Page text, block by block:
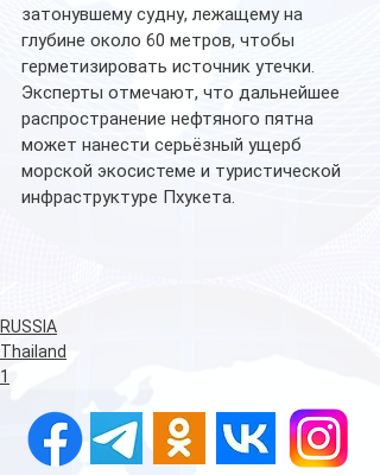
затонувшему судну, лежащему на
глубине около 60 метров, чтобы
герметизировать источник утечки.
Эксперты отмечают, что дальнейшее
распространение нефтяного пятна
может нанести серьёзный ущерб
морской экосистеме и туристической
инфраструктуре Пхукета.
RUSSIA
Thailand
1